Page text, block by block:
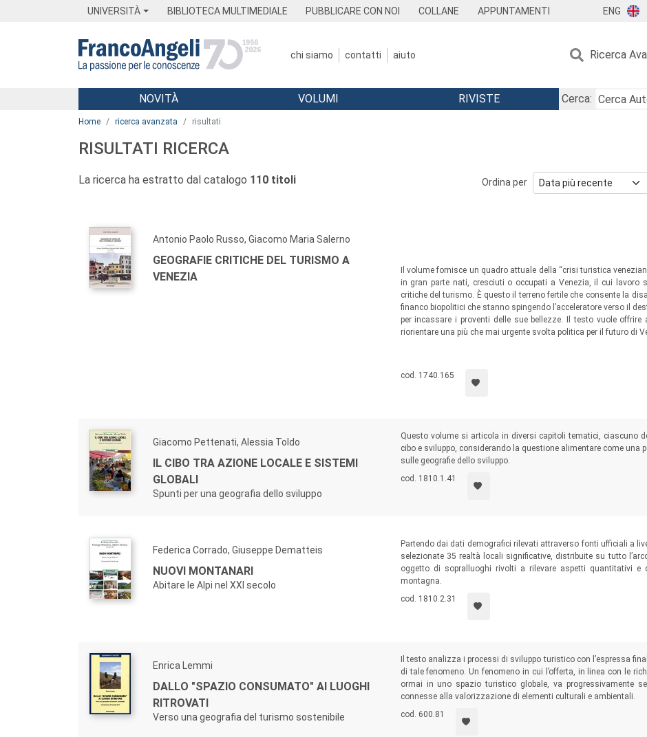
UNIVERSITÀ BIBLIOTECA MULTIMEDIALE PUBBLICARE CON NOI COLLANE APPUNTAMENTI ENG
chi siamo contatti aiuto Ricerca
Menu
NOVITÀ VOLUMI RIVISTE
Cerca:
Home ricerca avanzata risultati
RISULTATI RICERCA
La ricerca ha estratto dal catalogo 110 titoli Ordina per
Antonio Paolo Russo, Giacomo Maria Salerno
GEOGRAFIE CRITICHE DEL TURISMO A
VENEZIA
Il volume fornisce un quadro attuale della “crisi turistica
in gran parte nati, cresciuti o occupati a Venezia, il cui lavoro
critiche del turismo. È questo il terreno fertile che consente la
financo biopolitici che stanno spingendo l’acceleratore verso il
per incassare i proventi delle sue bellezze. Il testo vuole offrire
riorientare una più che mai urgente svolta politica per il futuro di
cod. 1740.165
Giacomo Pettenati, Alessia Toldo
IL CIBO TRA AZIONE LOCALE E SISTEMI
GLOBALI
Spunti per una geografia dello sviluppo
Questo volume si articola in diversi capitoli tematici, ciascuno
cibo e sviluppo, considerando la questione alimentare come una
sulle geografie dello sviluppo.
cod. 1810.1.41
Federica Corrado, Giuseppe Dematteis
NUOVI MONTANARI
Abitare le Alpi nel XXI secolo
Partendo dai dati demografici rilevati attraverso fonti ufficiali a
selezionate 35 realtà locali significative, distribuite su tutto
oggetto di sopralluoghi rivolti a rilevare aspetti quantitativi e
montagna.
cod. 1810.2.31
Enrica Lemmi
DALLO "SPAZIO CONSUMATO" AI LUOGHI
RITROVATI
Verso una geografia del turismo sostenibile
Il testo analizza i processi di sviluppo turistico con l’espressa
di tale fenomeno. Un fenomeno in cui l’offerta, in linea con le
ormai in uno spazio turistico globale, va progressivamente
connesse alla valorizzazione di elementi culturali e ambientali.
cod. 600.81